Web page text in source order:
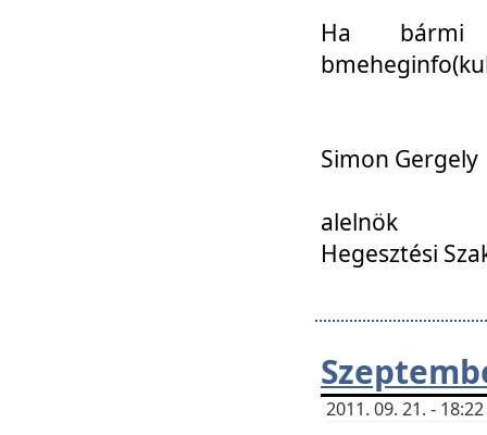
Ha
Simon Gergely
alelnök
Hegesztési
2011. 09. 21. -